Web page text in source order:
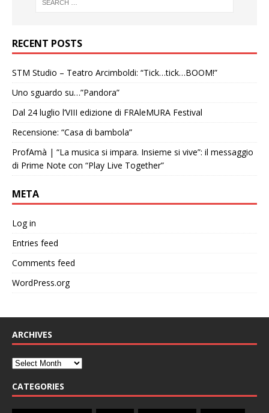
RECENT POSTS
STM Studio – Teatro Arcimboldi: “Tick…tick…BOOM!”
Uno sguardo su…”Pandora”
Dal 24 luglio l’VIII edizione di FRAleMURA Festival
Recensione: “Casa di bambola”
ProfAmà | “La musica si impara. Insieme si vive”: il messaggio
di Prime Note con “Play Live Together”
META
Log in
Entries feed
Comments feed
WordPress.org
ARCHIVES
CATEGORIES